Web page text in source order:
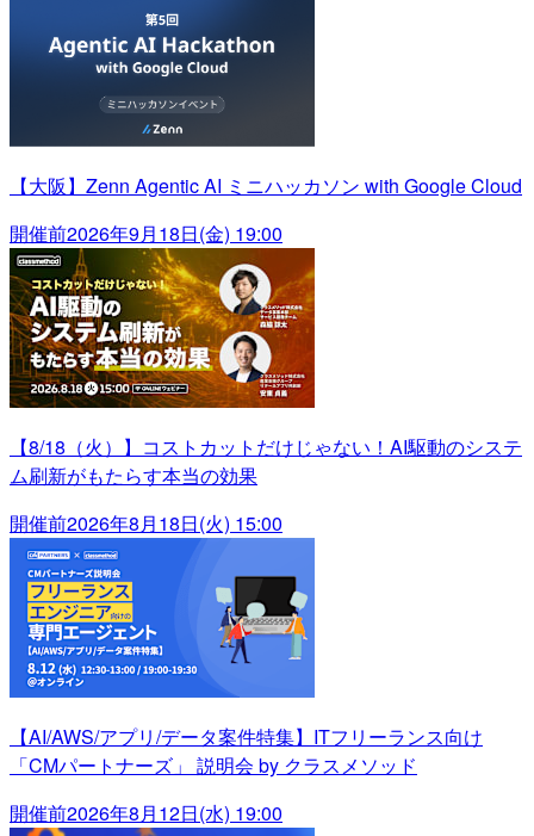
【大阪】Zenn Agentic AI ミニハッカソン with Google Cloud
開催前2026年9月18日(金) 19:00
【8/18（火）】コストカットだけじゃない！AI駆動のシステ
ム刷新がもたらす本当の効果
開催前2026年8月18日(火) 15:00
【AI/AWS/アプリ/データ案件特集】ITフリーランス向け
「CMパートナーズ」 説明会 by クラスメソッド
開催前2026年8月12日(水) 19:00